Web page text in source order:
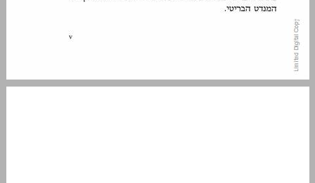
פרק א "אבו־ג'ורג' איש עכו" ... 7